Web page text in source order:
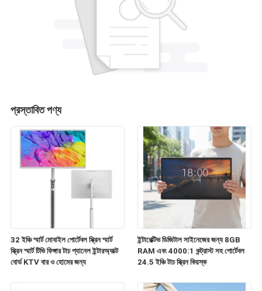
প্রস্তাবিত পণ্য
32 ইঞ্চি স্মার্ট মোবাইল পোর্টেবল স্ক্রিন স্মার্ট
স্ক্রিন স্মার্ট টিভি ফিঙ্গার টাচ প্যানেল ইন্টারঅ্যাক্ট
বোর্ড KTV বার ও হোমের জন্য
ইন্টারেক্টিভ ডিজিটাল সাইনেজের জন্য 8GB
RAM এবং 4000:1 কন্ট্রাস্ট সহ পোর্টেবল
24.5 ইঞ্চি টাচ স্ক্রিন কিয়স্ক